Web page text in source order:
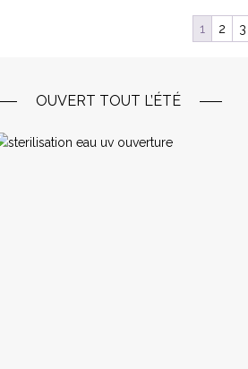
1 2 3
OUVERT TOUT L’ÉTÉ